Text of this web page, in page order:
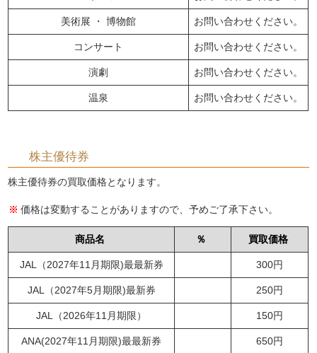
美術展 ・ 博物館 お問い合わせください。
コンサート お問い合わせください。
演劇 お問い合わせください。
温泉 お問い合わせください。
株主優待券
株主優待券の買取価格となります。
価格は変動することがありますので、予めご了承下さい。
商品名 ％ 買取価格
JAL（2027年11月期限)最最新券 300円
JAL（2027年5月期限)最新券 250円
JAL（2026年11月期限） 150円
ANA(2027年11月期限)最最新券 650円